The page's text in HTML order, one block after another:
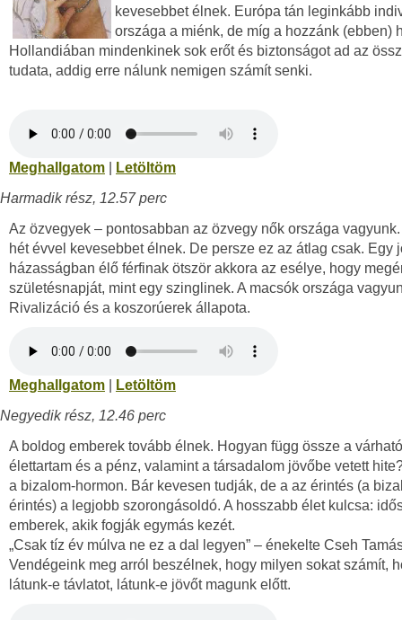
kevesebbet élnek. Európa tán leginkább
országa a miénk, de míg a hozzánk (ebben)
Hollandiában mindenkinek sok erőt és biztonságot ad az
tudata, addig erre nálunk nemigen számít senki.
Meghallgatom
Letöltöm
Harmadik rész, 12.57 perc
Az özvegyek – pontosabban az özvegy nők országa vagyunk.
hét évvel kevesebbet élnek. De persze ez az átlag csak. Egy
házasságban élő férfinak ötször akkora az esélye, hogy
születésnapját, mint egy szinglinek. A macsók országa
Rivalizáció és a koszorúerek állapota.
Meghallgatom
Letöltöm
Negyedik rész, 12.46 perc
A boldog emberek tovább élnek. Hogyan függ össze a várható
élettartam és a pénz, valamint a társadalom jövőbe vetett
a bizalom-hormon. Bár kevesen tudják, de a az érintés (a
érintés) a legjobb szorongásoldó. A hosszabb élet kulcsa:
emberek, akik fogják egymás kezét.
„Csak tíz év múlva ne ez a dal legyen” – énekelte Cseh
Vendégeink meg arról beszélnek, hogy milyen sokat számít,
látunk-e távlatot, látunk-e jövőt magunk előtt.